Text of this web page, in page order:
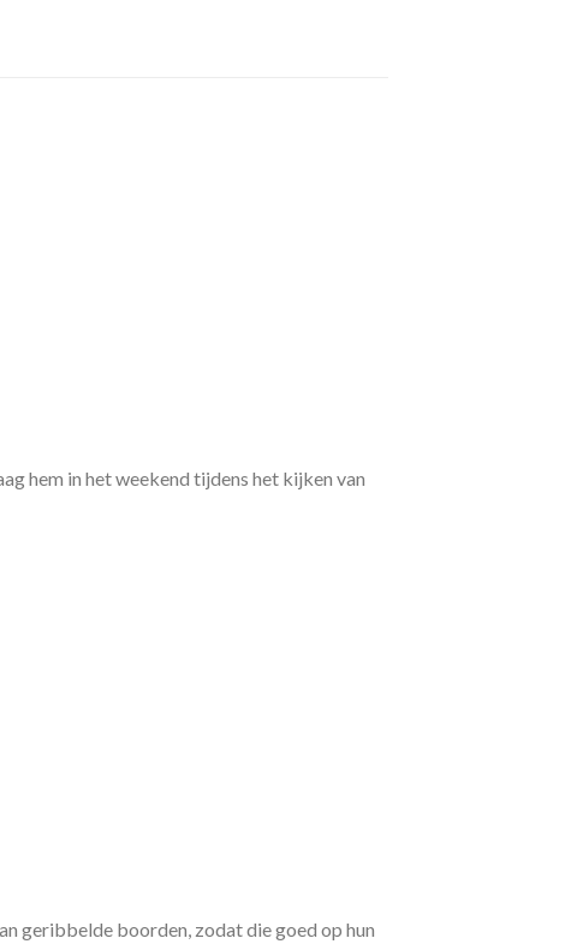
hem in het weekend tijdens het kijken van
geribbelde boorden, zodat die goed op hun